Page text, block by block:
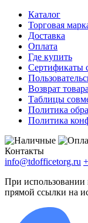
Каталог
Торговая
Доставка
Оплата
Где купить
Сертификаты
Возврат товара
Таблицы
Политика
Политика
Контакты
info@tdofficetorg.ru
При использовании
прямой ссылки на